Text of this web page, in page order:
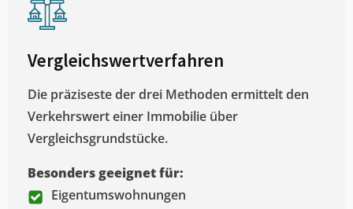
Vergleichswertverfahren
Die präziseste der drei Methoden ermittelt den
Verkehrswert einer Immobilie über
Vergleichsgrundstücke.
Besonders geeignet für:
Eigentumswohnungen